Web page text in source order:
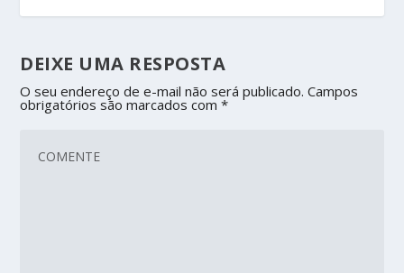
DEIXE UMA RESPOSTA
O seu endereço de e-mail não será publicado. Campos
obrigatórios são marcados com*